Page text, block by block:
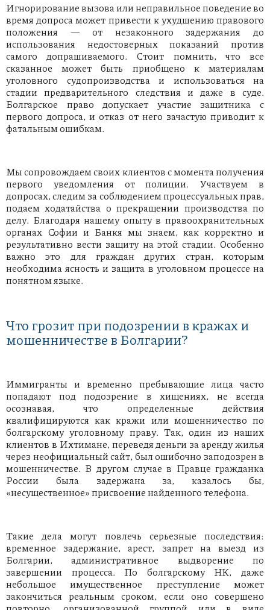
Игнорирование вызова или неправильное поведение во
время допроса может привести к ухудшению правового
положения — от незаконного задержания до
использования недостоверных показаний против
самого допрашиваемого. Стоит помнить, что все
сказанное может быть приобщено к материалам
уголовного судопроизводства и использоваться на
стадии предварительного следствия и даже в суде.
Болгарское право допускает участие защитника с
первого допроса, и отказ от него зачастую приводит к
фатальным ошибкам.
Мы сопровождаем своих клиентов с момента получения
первого уведомления от полиции. Участвуем в
допросах, следим за соблюдением процессуальных прав,
подаем ходатайства о прекращении производства по
делу. Благодаря нашему опыту в правоохранительных
органах Софии и Банкя мы знаем, как корректно и
результативно вести защиту на этой стадии. Особенно
важно это для граждан других стран, которым
необходима ясность и защита в уголовном процессе на
понятном языке.
Что грозит при подозрении в кражах и
мошенничестве в Болгарии?
Иммигранты и временно пребывающие лица часто
попадают под подозрение в хищениях, не всегда
осознавая, что определенные действия
квалифицируются как кражи или мошенничество по
болгарскому уголовному праву. Так, один из наших
клиентов в Ихтимане, переведя деньги за аренду жилья
через неофициальный сайт, был ошибочно заподозрен в
мошенничестве. В другом случае в Правце гражданка
России была задержана за, казалось бы,
«несущественное» присвоение найденного телефона.
Такие дела могут повлечь серьезные последствия:
временное задержание, арест, запрет на выезд из
Болгарии, административное выдворение по
завершении процесса. По болгарскому НК, даже
небольшое имущественное преступление может
закончиться реальным сроком, если оно совершено